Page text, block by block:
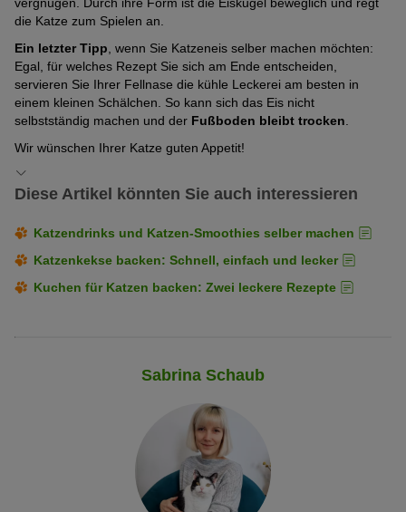
die Katze zum Spielen an.
Ein letzter Tipp , wenn Sie Katzeneis selber machen möchten:
Egal, für welches Rezept Sie sich am Ende entscheiden,
servieren Sie Ihrer Fellnase die kühle Leckerei am besten in
einem kleinen Schälchen. So kann sich das Eis nicht
selbstständig machen und der Fußboden bleibt trocken
Wir wünschen Ihrer Katze guten Appetit!
Diese Artikel könnten Sie auch interessieren
Katzendrinks und Katzen-Smoothies selber machen
Katzenkekse backen: Schnell, einfach und lecker
Kuchen für Katzen backen: Zwei leckere Rezepte
Sabrina Schaub